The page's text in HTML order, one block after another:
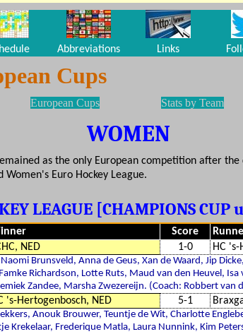
Abbreviations Links
Cups
European Cups Stats by Team
WOMEN
as the only European competition after
Euro Hockey League.
LEAGUE [CHAMPIONS CUP
Score
NED 1-0 HC
Brunsveld, Anna de Geus, Xan de Waard, Jip
Richardson, Lotte Ruts, Maud van den Heuvel, Isa
Zandee, Marsha Zwezereijn. (Coach: Robbert van
's-Hertogenbosch, NED 5-1
Anouk Brouwer, Teuntje de Wit, Charlotte
Krekelaar, Frederique Matla, Laura Nunnink, Kim